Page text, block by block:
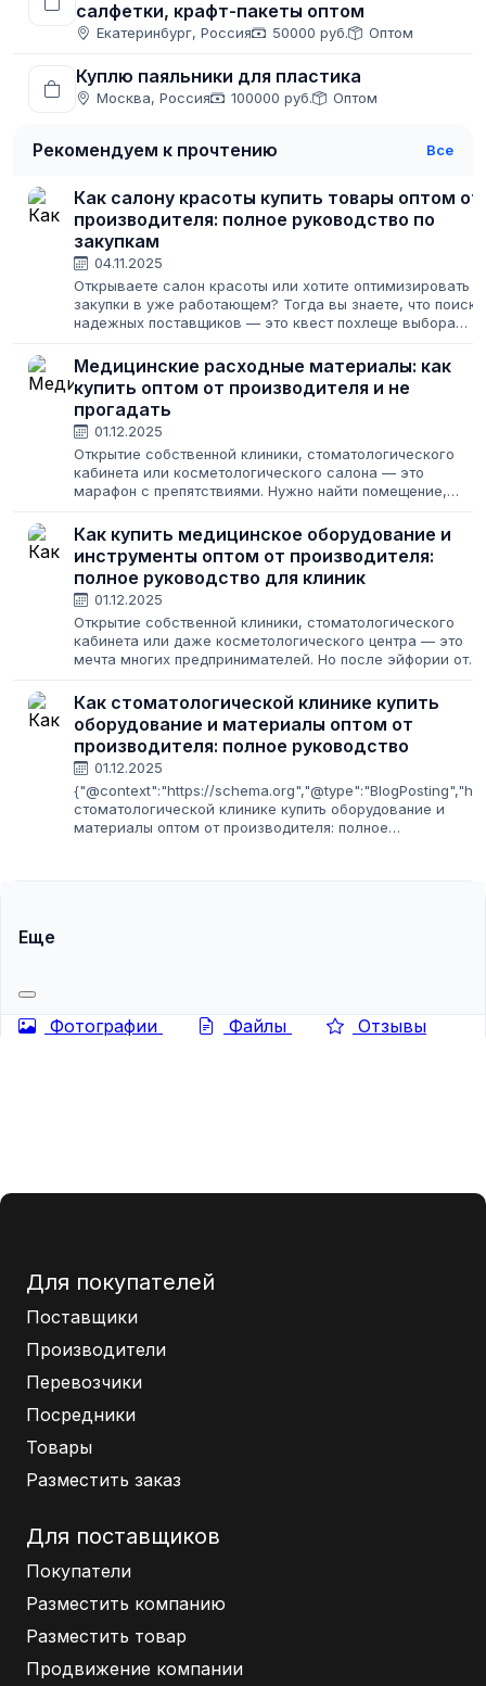
салфетки, крафт-пакеты оптом
Екатеринбург, Россия 50000 руб. Оптом
Куплю паяльники для пластика
Москва, Россия 100000 руб. Оптом
Рекомендуем к прочтению Все
Как салону красоты купить товары оптом от
производителя: полное руководство по
закупкам
04.11.2025
Открываете салон красоты или хотите оптимизировать
закупки в уже работающем? Тогда вы знаете, что поиск
надежных поставщиков — это квест похлеще выбора
товары для красоты и здоровья,...
Медицинские расходные материалы: как
купить оптом от производителя и не
прогадать
01.12.2025
Открытие собственной клиники, стоматологического
кабинета или косметологического салона — это
марафон с препятствиями. Нужно найти помещение,
оборудование. Но есть одна статья расходов,...
Как купить медицинское оборудование и
инструменты оптом от производителя:
полное руководство для клиник
01.12.2025
Открытие собственной клиники, стоматологического
кабинета или даже косметологического центра — это
мечта многих предпринимателей. Но после эйфории от
суровая реальность: нужно закупить...
Как стоматологической клинике купить
оборудование и материалы оптом от
производителя: полное руководство
01.12.2025
{"@context":"https://
стоматологической клинике купить оборудование и
материалы оптом от производителя: полное
Еще
Фотографии Файлы Отзывы
Для покупателей
Поставщики
Производители
Перевозчики
Посредники
Товары
Разместить заказ
Для поставщиков
Покупатели
Разместить компанию
Разместить товар
Продвижение компании